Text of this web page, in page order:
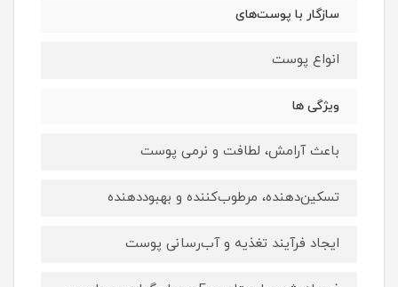
سازگار با پوست‌های
انواع پوست
ویژگی ها
باعث آرامش، لطافت و نرمی پوست
تسکین‌دهنده، مرطوب‌کننده و بهبوددهنده
ایجاد فرآیند تغذیه و آب‌رسانی پوست